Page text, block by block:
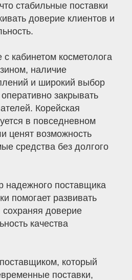
стабильные поставки
доверие клиентов и
кабинетом косметолога
наличие
и широкий выбор
закрывать
Корейская
в повседневном
ценят возможность
средства без долгого
надежного поставщика
помогает развивать
сохраняя доверие
качества
который
поставки,